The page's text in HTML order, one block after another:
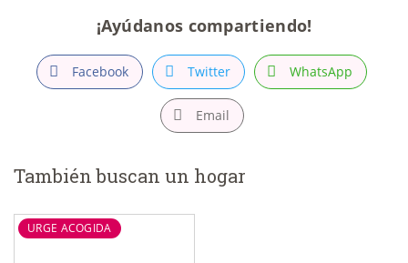
¡Ayúdanos compartiendo!
Facebook Twitter WhatsApp
Email
También buscan un hogar
URGE ACOGIDA